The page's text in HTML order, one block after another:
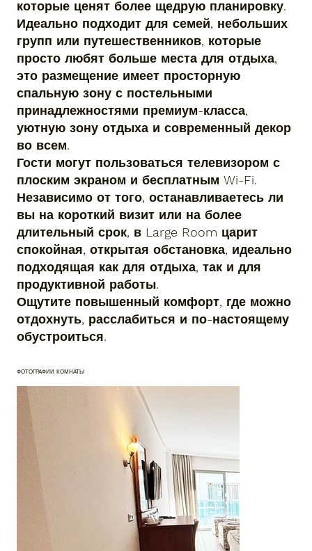
которые ценят более щедрую планировку.
Идеально подходит для семей, небольших
групп или путешественников, которые
просто любят больше места для отдыха,
это размещение имеет просторную
спальную зону с постельными
принадлежностями премиум-класса,
уютную зону отдыха и современный декор
во всем.
Гости могут пользоваться телевизором с
плоским экраном и бесплатным Wi-Fi.
Независимо от того, останавливаетесь ли
вы на короткий визит или на более
длительный срок, в Large Room царит
спокойная, открытая обстановка, идеально
подходящая как для отдыха, так и для
продуктивной работы.
Ощутите повышенный комфорт, где можно
отдохнуть, расслабиться и по-настоящему
обустроиться.
ФОТОГРАФИИ КОМНАТЫ